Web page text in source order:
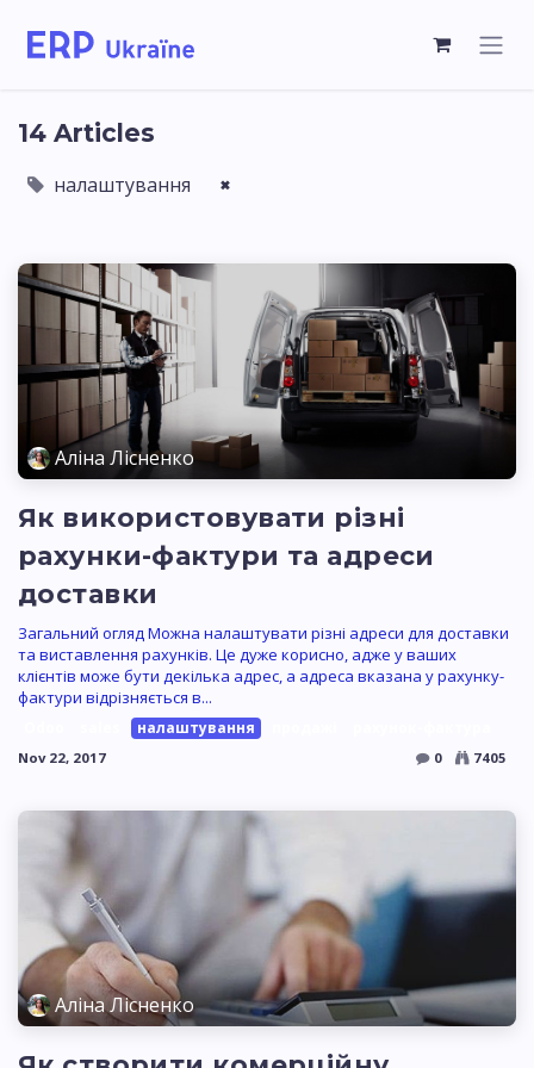
14 Articles
налаштування ×
Аліна Лісненко
Як використовувати різні
рахунки-фактури та адреси
доставки
Загальний огляд Можна налаштувати різні адреси для доставки
та виставлення рахунків. Це дуже корисно, адже у ваших
клієнтів може бути декілька адрес, а адреса вказана у рахунку-
фактури відрізняється в...
налаштування
Nov 22, 2017 0 7405
Аліна Лісненко